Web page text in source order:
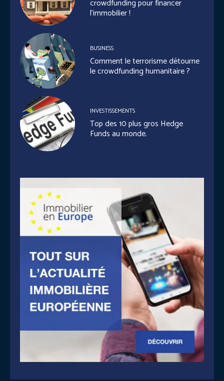
crowdfunding pour financer
l’immobilier !
BUSINESS
Comment le terrorisme détourne
le crowdfunding humanitaire ?
INVESTISSEMENTS
Top des 10 plus gros Hedge
Funds au monde.